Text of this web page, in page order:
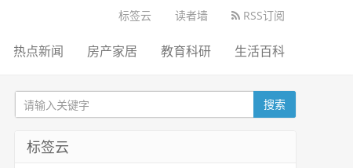
标签云 读者墙 RSS订阅
热点新闻 房产家居 教育科研 生活百科
搜索
标签云